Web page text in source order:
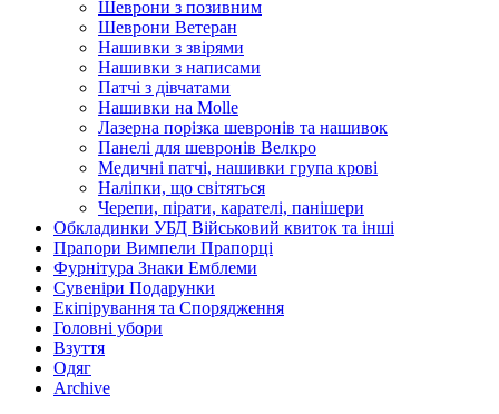
Шеврони з позивним
Шеврони Ветеран
Нашивки з звірями
Нашивки з написами
Патчі з дівчатами
Нашивки на Molle
Лазерна порізка шевронів та нашивок
Панелі для шевронів Велкро
Медичні патчі, нашивки група крові
Наліпки, що світяться
Черепи, пірати, карателі, панішери
Обкладинки УБД Військовий квиток та інші
Прапори Вимпели Прапорці
Фурнітура Знаки Емблеми
Сувеніри Подарунки
Екіпірування та Спорядження
Головні убори
Взуття
Одяг
Archive